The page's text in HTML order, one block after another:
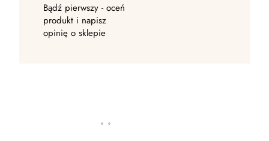
Bądź pierwszy - oceń
produkt i napisz
opinię o sklepie